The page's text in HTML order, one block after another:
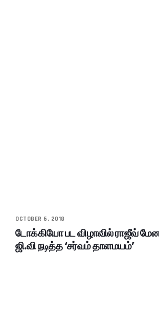
OCTOBER 6, 2018
டோக்கியோ பட விழாவில் ராஜீவ்
ஜி.வி நடித்த ‘சர்வம் தாளமயம்’